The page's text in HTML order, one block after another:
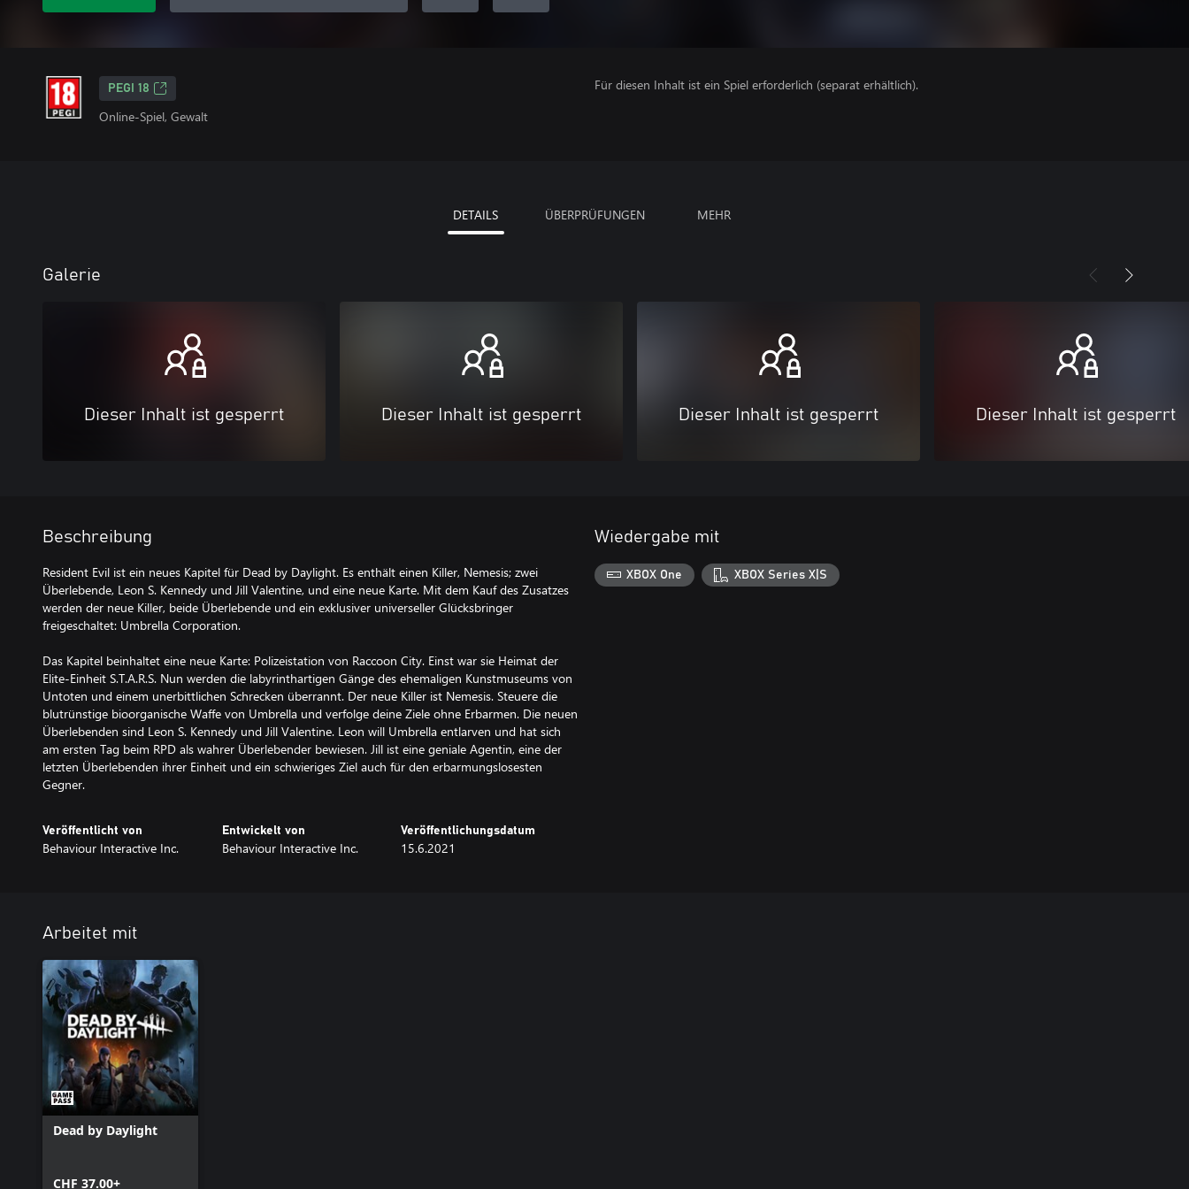
PEGI 18
Online-Spiel, Gewalt
Für diesen Inhalt ist ein Spiel erforderlich (separat erhältlich).
DETAILS ÜBERPRÜFUNGEN MEHR
Galerie
Dieser Inhalt ist gesperrt Dieser Inhalt ist gesperrt Dieser Inhalt ist gesperrt Dieser Inhalt ist gesperrt
Beschreibung
Resident Evil ist ein neues Kapitel für Dead by Daylight. Es enthält einen Killer, Nemesis; zwei
Überlebende, Leon S. Kennedy und Jill Valentine, und eine neue Karte. Mit dem Kauf des Zusatzes
werden der neue Killer, beide Überlebende und ein exklusiver universeller Glücksbringer
freigeschaltet: Umbrella Corporation.
Das Kapitel beinhaltet eine neue Karte: Polizeistation von Raccoon City. Einst war sie Heimat der
Elite-Einheit S.T.A.R.S. Nun werden die labyrinthartigen Gänge des ehemaligen Kunstmuseums von
Untoten und einem unerbittlichen Schrecken überrannt. Der neue Killer ist Nemesis. Steuere die
blutrünstige bioorganische Waffe von Umbrella und verfolge deine Ziele ohne Erbarmen. Die neuen
Überlebenden sind Leon S. Kennedy und Jill Valentine. Leon will Umbrella entlarven und hat sich
am ersten Tag beim RPD als wahrer Überlebender bewiesen. Jill ist eine geniale Agentin, eine der
letzten Überlebenden ihrer Einheit und ein schwieriges Ziel auch für den erbarmungslosesten
Gegner.
Veröffentlicht von
Behaviour Interactive Inc.
Entwickelt von
Behaviour Interactive Inc.
Veröffentlichungsdatum
15.6.2021
Wiedergabe mit
XBOX One XBOX Series X|S
Arbeitet mit
Dead by Daylight
CHF 37.00+